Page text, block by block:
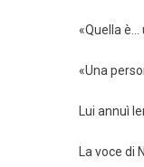
«Quella è…
«Una
Lui annuì
La voce di